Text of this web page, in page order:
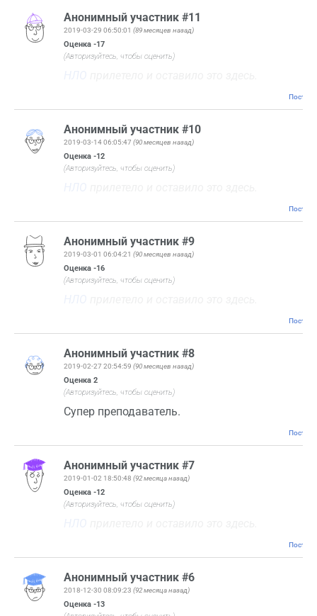
Анонимный участник #11
2019-03-29 06:50:01 (89 месяцев назад)
Оценка -17
(Авторизуйтесь, чтобы оценить)
Анонимный участник #10
2019-03-14 06:05:47 (90 месяцев назад)
Оценка -12
(Авторизуйтесь, чтобы оценить)
Анонимный участник #9
2019-03-01 06:04:21 (90 месяцев назад)
Оценка -16
(Авторизуйтесь, чтобы оценить)
Анонимный участник #8
2019-02-27 20:54:59 (90 месяцев назад)
Оценка 2
(Авторизуйтесь, чтобы оценить)
Супер преподаватель.
Анонимный участник #7
2019-01-02 18:50:48 (92 месяца назад)
Оценка -12
(Авторизуйтесь, чтобы оценить)
Анонимный участник #6
2018-12-30 08:09:23 (92 месяца назад)
Оценка -13